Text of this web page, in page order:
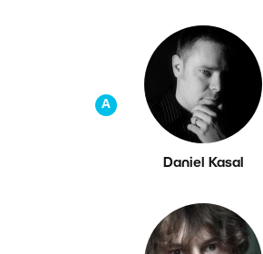
A
Daniel Kasal